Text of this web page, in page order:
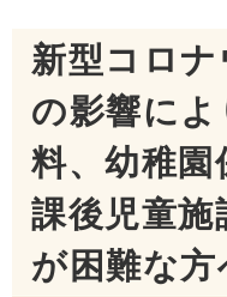
新型コロ
の影響に
料、幼稚園
課後児童施
が困難な方